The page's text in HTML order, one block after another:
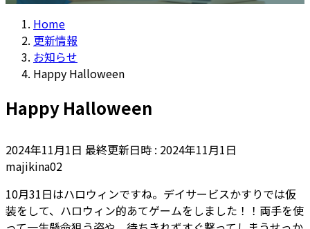
Home
更新情報
お知らせ
Happy Halloween
Happy Halloween
2024年11月1日 最終更新日時 : 2024年11月1日
majikina02
10月31日はハロウィンですね。デイサービスかすりでは仮
装をして、ハロウィン的あてゲームをしました！！両手を使